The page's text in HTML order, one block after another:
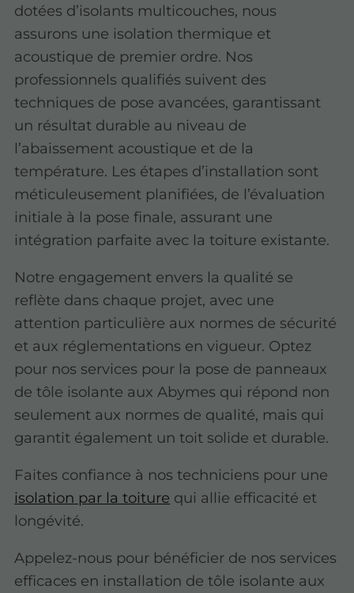
dotées d’isolants multicouches, nous
assurons une isolation thermique et
acoustique de premier ordre. Nos
professionnels qualifiés suivent des
techniques de pose avancées, garantissant
un résultat durable au niveau de
l’abaissement acoustique et de la
température. Les étapes d’installation sont
méticuleusement planifiées, de l’évaluation
initiale à la pose finale, assurant une
intégration parfaite avec la toiture existante.
Notre engagement envers la qualité se
reflète dans chaque projet, avec une
attention particulière aux normes de sécurité
et aux réglementations en vigueur. Optez
pour nos services pour la pose de panneaux
de tôle isolante aux Abymes qui répond non
seulement aux normes de qualité, mais qui
garantit également un toit solide et durable.
Faites confiance à nos techniciens pour une
isolation par la toiture qui allie efficacité et
longévité.
Appelez-nous pour bénéficier de nos services
efficaces en installation de tôle isolante aux